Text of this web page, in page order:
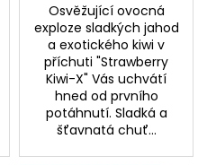
Osvěžující ovocná
exploze sladkých jahod
a exotického kiwi v
příchuti "Strawberry
Kiwi-X" Vás uchvátí
hned od prvního
potáhnutí. Sladká a
šťavnatá chuť...